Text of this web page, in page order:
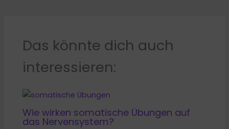
Das könnte dich auch
interessieren:
Wie wirken somatische Übungen auf
das Nervensystem?